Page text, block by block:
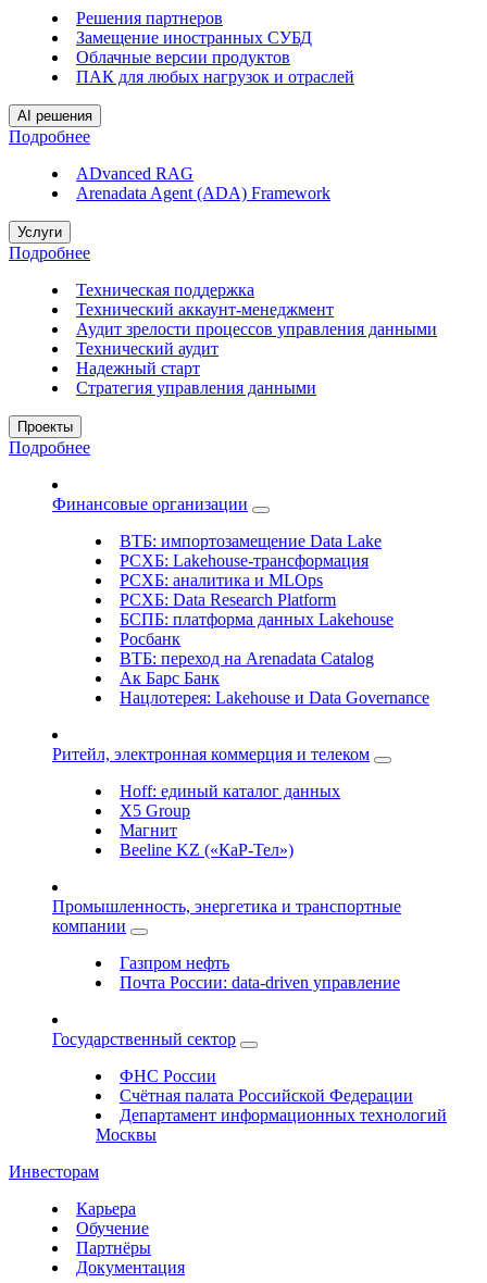
Решения партнеров
Замещение иностранных СУБД
Облачные версии продуктов
ПАК для любых нагрузок и отраслей
AI решения
Подробнее
ADvanced RAG
Arenadata Agent (ADA) Framework
Услуги
Подробнее
Техническая поддержка
Технический аккаунт-менеджмент
Аудит зрелости процессов управления данными
Технический аудит
Надежный старт
Стратегия управления данными
Проекты
Подробнее
Финансовые организации
ВТБ: импортозамещение Data Lake
РСХБ: Lakehouse-трансформация
РСХБ: аналитика и MLOps
РСХБ: Data Research Platform
БСПБ: платформа данных Lakehouse
Росбанк
ВТБ: переход на Arenadata Catalog
Ак Барс Банк
Нацлотерея: Lakehouse и Data Governance
Ритейл, электронная коммерция и телеком
Hoff: единый каталог данных
X5 Group
Магнит
Beeline KZ («КаР-Тел»)
Промышленность, энергетика и транспортные
компании
Газпром нефть
Почта России: data-driven управление
Государственный сектор
ФНС России
Счётная палата Российской Федерации
Департамент информационных технологий
Москвы
Инвесторам
Карьера
Обучение
Партнёры
Документация